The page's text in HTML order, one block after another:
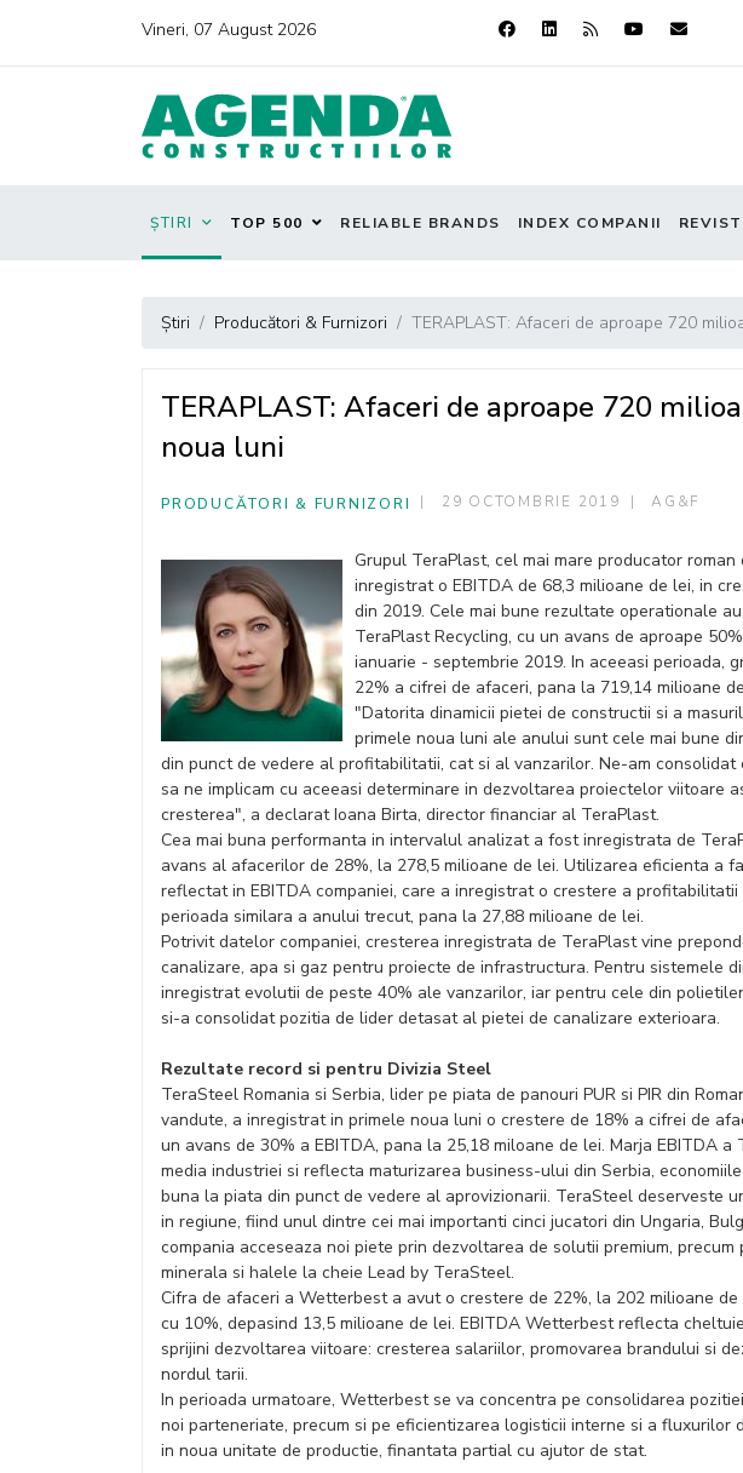
Vineri, 07 August 2026
ȘTIRI TOP 500 RELIABLE BRANDS INDEX COMPANII
Știri Producători & Furnizori TERAPLAST: Afaceri de aproape 720
TERAPLAST: Afaceri de aproape 720
noua luni
PRODUCĂTORI & FURNIZORI 29 OCTOMBRIE 2019 AG&F
Grupul TeraPlast, cel mai mare producator
inregistrat o EBITDA de 68,3 milioane de lei, in
din 2019. Cele mai bune rezultate operationale
TeraPlast Recycling, cu un avans de aproape
ianuarie - septembrie 2019. In aceeasi perioada,
22% a cifrei de afaceri, pana la 719,14 milioane
"Datorita dinamicii pietei de constructii si a
primele noua luni ale anului sunt cele mai bune
din punct de vedere al profitabilitatii, cat si al vanzarilor. Ne-am
sa ne implicam cu aceeasi determinare in dezvoltarea proiectelor viitoare
cresterea", a declarat Ioana Birta, director financiar al TeraPlast.
Cea mai buna performanta in intervalul analizat a fost inregistrata de
avans al afacerilor de 28%, la 278,5 milioane de lei. Utilizarea eficienta a
reflectat in EBITDA companiei, care a inregistrat o crestere a
perioada similara a anului trecut, pana la 27,88 milioane de lei.
Potrivit datelor companiei, cresterea inregistrata de TeraPlast vine
canalizare, apa si gaz pentru proiecte de infrastructura. Pentru sistemele
inregistrat evolutii de peste 40% ale vanzarilor, iar pentru cele din
si-a consolidat pozitia de lider detasat al pietei de canalizare exterioara.
Rezultate record si pentru Divizia Steel
TeraSteel Romania si Serbia, lider pe piata de panouri PUR si PIR din
vandute, a inregistrat in primele noua luni o crestere de 18% a cifrei de
un avans de 30% a EBITDA, pana la 25,18 miloane de lei. Marja EBITDA
media industriei si reflecta maturizarea business-ului din Serbia,
buna la piata din punct de vedere al aprovizionarii. TeraSteel deserveste
in regiune, fiind unul dintre cei mai importanti cinci jucatori din Ungaria,
compania acceseaza noi piete prin dezvoltarea de solutii premium,
minerala si halele la cheie Lead by TeraSteel.
Cifra de afaceri a Wetterbest a avut o crestere de 22%, la 202 milioane
cu 10%, depasind 13,5 milioane de lei. EBITDA Wetterbest reflecta
sprijini dezvoltarea viitoare: cresterea salariilor, promovarea brandului si
nordul tarii.
In perioada urmatoare, Wetterbest se va concentra pe consolidarea
noi parteneriate, precum si pe eficientizarea logisticii interne si a fluxurilor
in noua unitate de productie, finantata partial cu ajutor de stat.